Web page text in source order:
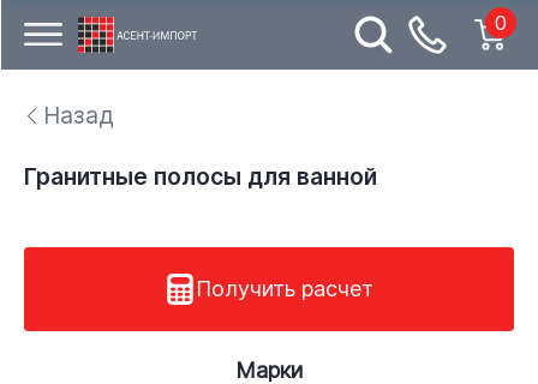
0
Назад
Гранитные полосы для ванной
Получить расчет
Марки